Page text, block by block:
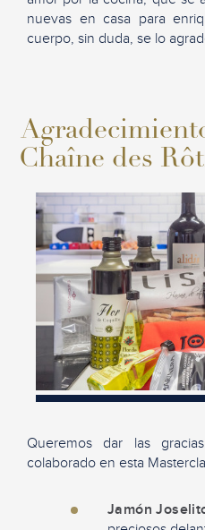
nuevas en casa para
cuerpo, sin duda, se lo
Chaîne des
Queremos dar las
colaborado en esta
Jamón